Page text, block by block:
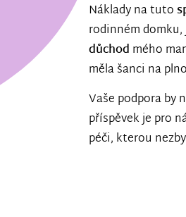
Náklady na tuto
rodinném domku,
důchod mého
měla šanci na
Vaše podpora by
příspěvek je pro
péči, kterou